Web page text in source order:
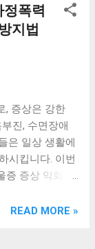
반형 블루투스
놓치지 마세요.
도록 먼저 확
더라도 종류
시죠? 특히 블
을 꼼꼼히 비교
. 특가상품 보
마트폰 태블릿
반형, 블랙 유
폭력
지법
, 증상은 강한
진, 수면장애
은 일상 생활에
시킵니다. 이번
증 증상 악화 원
알아보고, 그에
READ MORE »